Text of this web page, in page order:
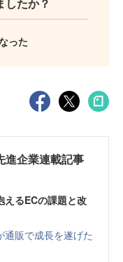
したか？
った
進企業連載記事
えるECの課題と改
販で成長を遂げた